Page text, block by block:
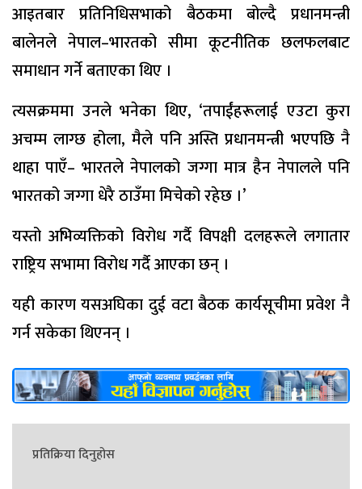
आइतबार प्रतिनिधिसभाको बैठकमा बोल्दै प्रधानमन्त्री
बालेनले नेपाल–भारतको सीमा कूटनीतिक छलफलबाट
समाधान गर्ने बताएका थिए ।
त्यसक्रममा उनले भनेका थिए, ‘तपाईंहरूलाई एउटा कुरा
अचम्म लाग्छ होला, मैले पनि अस्ति प्रधानमन्त्री भएपछि नै
थाहा पाएँ– भारतले नेपालको जग्गा मात्र हैन नेपालले पनि
भारतको जग्गा धेरै ठाउँमा मिचेको रहेछ ।’
यस्तो अभिव्यक्तिको विरोध गर्दै विपक्षी दलहरूले लगातार
राष्ट्रिय सभामा विरोध गर्दै आएका छन् ।
यही कारण यसअघिका दुई वटा बैठक कार्यसूचीमा प्रवेश नै
गर्न सकेका थिएनन् ।
प्रतिक्रिया दिनुहोस